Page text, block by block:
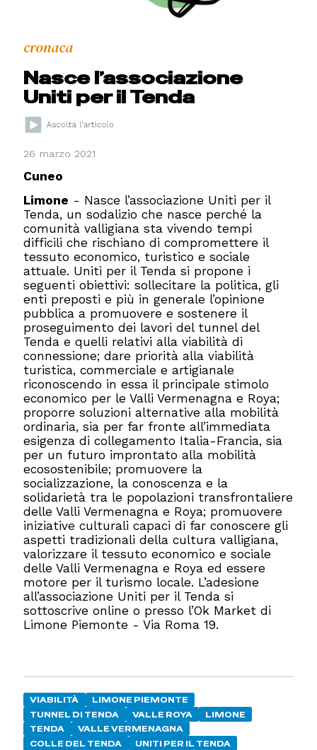
cronaca
Nasce l’associazione
Uniti per il Tenda
26 marzo 2021
Cuneo
Limone - Nasce l’associazione Uniti per il
Tenda, un sodalizio che nasce perché la
comunità valligiana sta vivendo tempi
difficili che rischiano di compromettere il
tessuto economico, turistico e sociale
attuale. Uniti per il Tenda si propone i
seguenti obiettivi: sollecitare la politica, gli
enti preposti e più in generale l’opinione
pubblica a promuovere e sostenere il
proseguimento dei lavori del tunnel del
Tenda e quelli relativi alla viabilità di
connessione; dare priorità alla viabilità
turistica, commerciale e artigianale
riconoscendo in essa il principale stimolo
economico per le Valli Vermenagna e Roya;
proporre soluzioni alternative alla mobilità
ordinaria, sia per far fronte all’immediata
esigenza di collegamento Italia-Francia, sia
per un futuro improntato alla mobilità
ecosostenibile; promuovere la
socializzazione, la conoscenza e la
solidarietà tra le popolazioni transfrontaliere
delle Valli Vermenagna e Roya; promuovere
iniziative culturali capaci di far conoscere gli
aspetti tradizionali della cultura valligiana,
valorizzare il tessuto economico e sociale
delle Valli Vermenagna e Roya ed essere
motore per il turismo locale. L’adesione
all’associazione Uniti per il Tenda si
sottoscrive online o presso l’Ok Market di
Limone Piemonte - Via Roma 19.
VIABILITÀ
LIMONE PIEMONTE
TUNNEL DI TENDA
VALLE ROYA
LIMONE
TENDA
VALLE VERMENAGNA
COLLE DEL TENDA
UNITI PER IL TENDA